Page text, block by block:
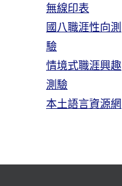
無線印表
國八職涯性向測
驗
情境式職涯興趣
測驗
本土語言資源網